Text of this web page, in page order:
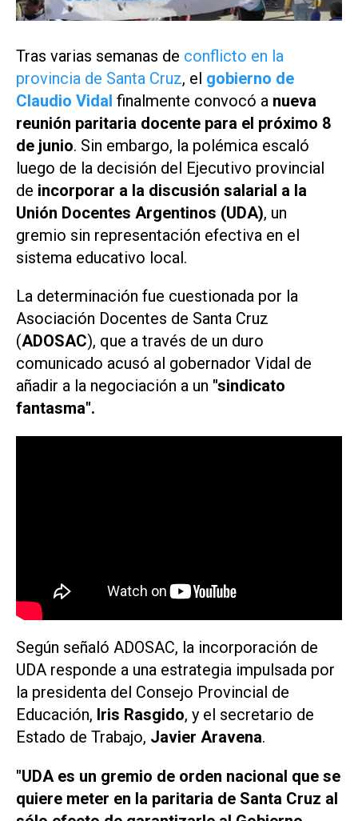
Tras varias semanas de conflicto en la
provincia de Santa Cruz, el gobierno de
Claudio Vidal finalmente convocó a nueva
reunión paritaria docente para el próximo 8
de junio. Sin embargo, la polémica escaló
luego de la decisión del Ejecutivo provincial
de incorporar a la discusión salarial a la
Unión Docentes Argentinos (UDA), un
gremio sin representación efectiva en el
sistema educativo local.
La determinación fue cuestionada por la
Asociación Docentes de Santa Cruz
(ADOSAC), que a través de un duro
comunicado acusó al gobernador Vidal de
añadir a la negociación a un "sindicato
fantasma".
Según señaló ADOSAC, la incorporación de
UDA responde a una estrategia impulsada por
la presidenta del Consejo Provincial de
Educación, Iris Rasgido, y el secretario de
Estado de Trabajo, Javier Aravena.
"UDA es un gremio de orden nacional que se
quiere meter en la paritaria de Santa Cruz al